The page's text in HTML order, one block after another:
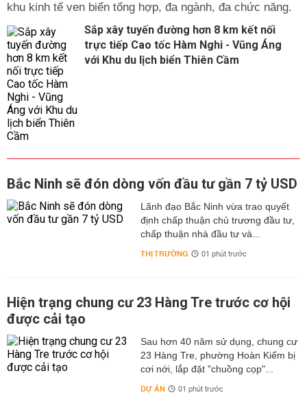
khu kinh tế ven biển tổng hợp, đa ngành, đa chức năng.
Sắp xây tuyến đường hơn 8 km kết nối
trực tiếp Cao tốc Hàm Nghi - Vũng Áng
với Khu du lịch biển Thiên Cầm
Bắc Ninh sẽ đón dòng vốn đầu tư gần 7 tỷ USD
Lãnh đạo Bắc Ninh vừa trao quyết
định chấp thuận chủ trương đầu tư,
chấp thuận nhà đầu tư và...
THỊ TRƯỜNG 01 phút trước
Hiện trạng chung cư 23 Hàng Tre trước cơ hội
được cải tạo
Sau hơn 40 năm sử dụng, chung cư
23 Hàng Tre, phường Hoàn Kiếm bị
cơi nới, lắp đặt "chuồng cọp"...
DỰ ÁN 01 phút trước